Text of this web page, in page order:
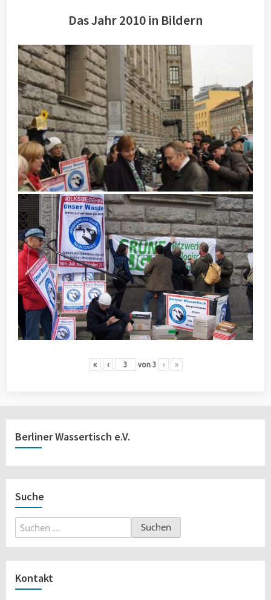
Das Jahr 2010 in Bildern
« ‹ von 3 › »
Berliner Wassertisch e.V.
Suche
Suchen
nach:
Kontakt